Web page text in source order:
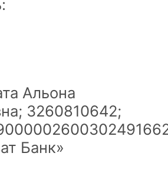
Альона
3260810642;
Банк»